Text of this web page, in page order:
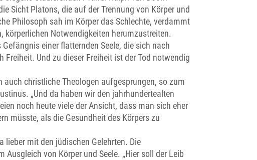
Sicht Platons, die auf der Trennung von Körper und
Philosoph sah im Körper das Schlechte, verdammt
körperlichen Notwendigkeiten herumzustreiten.
einer flatternden Seele, die sich nach
Freiheit. Und zu dieser Freiheit ist der Tod notwendig
auch christliche Theologen aufgesprungen, so zum
„Und da haben wir den jahrhundertealten
noch heute viele der Ansicht, dass man sich eher
müsste, als die Gesundheit des Körpers zu
lieber mit den jüdischen Gelehrten. Die
Ausgleich von Körper und Seele. „Hier soll der Leib